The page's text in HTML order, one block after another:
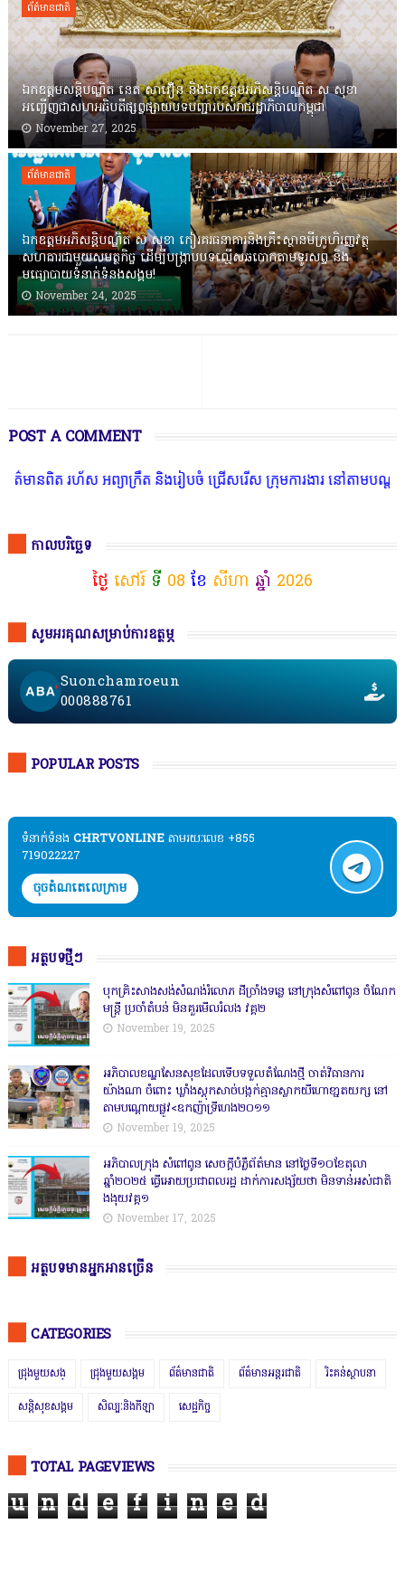
ព័ត៌មានជាតិ
ឯកឧត្តមសន្តិបណ្ឌិត នេត សាវឿន និងឯកឧត្តមអភិសន្តិបណ្ឌិត ស សុខា
អញ្ជើញជាសហអធិបតីផ្សព្វផ្សាយបទបញ្ជារបស់រាជរដ្ឋាភិបាលកម្ពុជា
November 27, 2025
ព័ត៌មានជាតិ
ឯកឧត្តមអភិសន្តិបណ្ឌិត ស សុខា កៀរគរធនាគារនិងគ្រឹះស្ថានមីក្រូហិរញ្ញវត្ថុ
សហការជាមួយសមត្ថកិច្ច ដើម្បីបង្ក្រាបបទល្មើសឆបោកតាមទូរសព្ទ និង
មធ្យោបាយទំនាក់ទំនងសង្គម!
November 24, 2025
POST A COMMENT
អព្យាក្រឹត និងរៀបចំ ជ្រើសរើស ក្រុមការងារ នៅតាមបណ្តាលរាជធានី
កាលបរិច្ឆេទ
ថ្ងៃ សៅរ៍ទី 08 ខែ សីហា ឆ្នាំ 2026
សូមអរគុណសម្រាប់ការឧត្ថម្ភ
Suonchamroeun
000888761
POPULAR POSTS
ទំនាក់ទំនង​​ CHRTVONLINE តាមរយៈលេខ +855
719022227
ចុចតំណតេលេក្រាម
អត្ថបទថ្មីៗ
បុកគ្រិះសាងសង់សំណង់រំលោភ ដីច្រាំងទន្លេ នៅក្រុងសំពៅពូន ចំណែក
មន្ត្រី ប្រចាំតំបន់ មិនគួរមើលរំលង វគ្គ២
November 19, 2025
អភិបាលខណ្ឌសែនសុខដែលទើបទទួលតំណែងថ្មី ចាត់វិធានការ
យ៉ាងណា ចំពោះ ឃ្លាំងស្តុកសាច់បង្កក់គ្មានស្លាកយីហោខា្នតយក្ស នៅ
តាមបណ្តោយផ្លូវ<ឧកញ៉ាទ្រីហេង២០១១
November 19, 2025
អភិបាលក្រុង សំពៅពូន សេចក្តីបំភ្លឺព័ត៌មាន នៅថ្ងៃទី១០ខែតុលា
ឆ្នាំ២០២៥ ធ្វើអោយប្រជាពលរដ្ឋ ដាក់ការសង្ស័យថា មិនទាន់អស់ជាតិ
ងងុយវគ្គ១
November 17, 2025
អត្ថបទមានអ្នកអានច្រើន
CATEGORIES
ជ្រុងមួយសង្ ជ្រុងមួយសង្គម ព័ត៌មានជាតិ ព័ត៌មានអន្តរជាតិ រិះគន់ស្ថាបនា
សន្តិសុខសង្គម សិល្បៈនិងកីឡា សេដ្ឋកិច្ច
TOTAL PAGEVIEWS
u n d e f i n e d